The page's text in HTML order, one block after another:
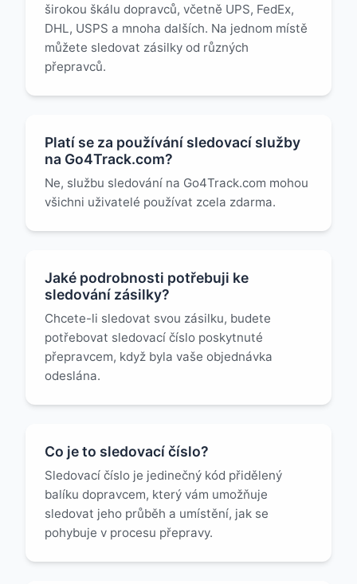
širokou škálu dopravců, včetně UPS, FedEx,
DHL, USPS a mnoha dalších. Na jednom místě
můžete sledovat zásilky od různých
přepravců.
Platí se za používání sledovací služby
na Go4Track.com?
Ne, službu sledování na Go4Track.com mohou
všichni uživatelé používat zcela zdarma.
Jaké podrobnosti potřebuji ke
sledování zásilky?
Chcete-li sledovat svou zásilku, budete
potřebovat sledovací číslo poskytnuté
přepravcem, když byla vaše objednávka
odeslána.
Co je to sledovací číslo?
Sledovací číslo je jedinečný kód přidělený
balíku dopravcem, který vám umožňuje
sledovat jeho průběh a umístění, jak se
pohybuje v procesu přepravy.